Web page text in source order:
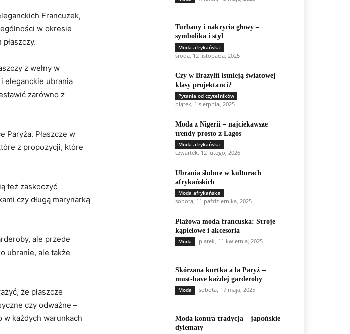
Francuzek,
w okresie
z wełny⁢ w
eleganckie ubrania
zarówno z
Płaszcze w
z propozycji, które
też zaskoczyć
czy długą⁢ marynarką
ale ⁤przede
ubranie, ale także
że płaszcze
czy ⁤odważne –
w każdych ⁢warunkach
Turbany i nakrycia głowy –
symbolika i styl
Moda afrykańska
środa, 12 listopada, 2025
Czy w Brazylii istnieją światowej
klasy projektanci?
Pytania od czytelników
piątek, 1 sierpnia, 2025
Moda z Nigerii – najciekawsze
trendy prosto z Lagos
Moda afrykańska
czwartek, 12 lutego, 2026
Ubrania ślubne w kulturach
afrykańskich
Moda afrykańska
sobota, 11 października, 2025
Plażowa moda francuska: Stroje
kąpielowe i akcesoria
Moda piątek, 11 kwietnia, 2025
Skórzana kurtka a la Paryż –
must-have każdej garderoby
Moda sobota, 17 maja, 2025
Moda kontra tradycja – japońskie
dylematy